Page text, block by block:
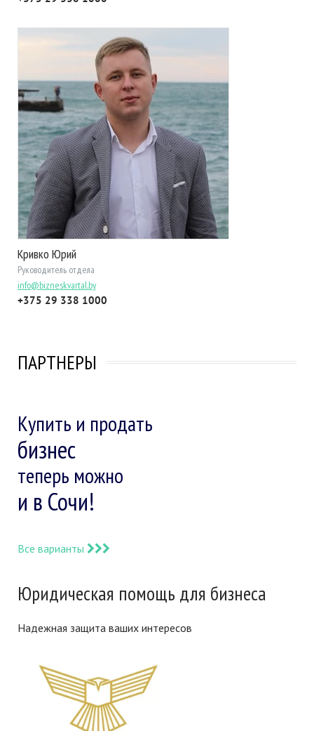
Кривко Юрий
Руководитель отдела
info@bizneskvartal.by
+375 29 338 1000
ПАРТНЕРЫ
Купить и продать
бизнес
теперь можно
и в Сочи!
Все варианты
Юридическая помощь для бизнеса
Надежная защита ваших интересов